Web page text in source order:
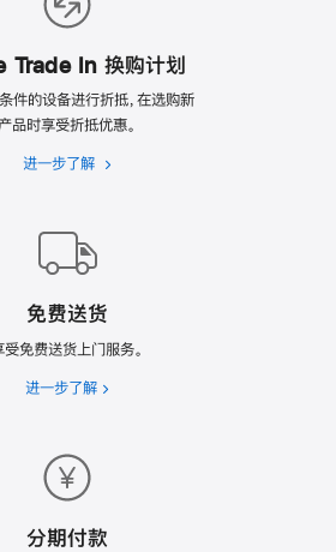
Trade In 换购计划
件的设备进行折抵，在选购新
产品时享受折抵优惠。
进一步了解
Apple
划
免费送货
受免费送货上门服务。
进一步了解 免
分期付款